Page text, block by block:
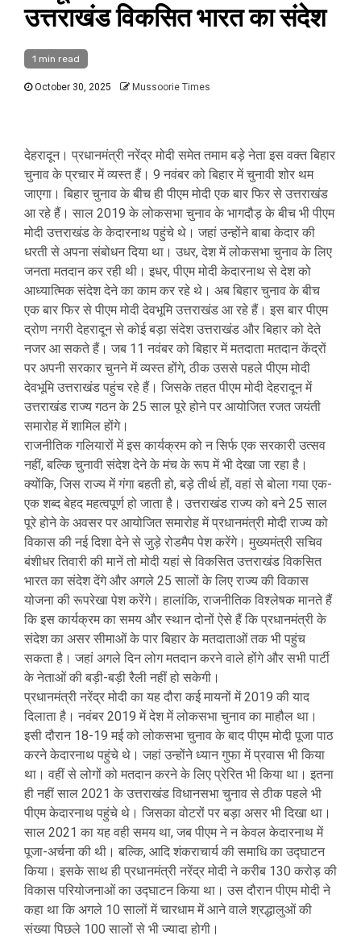
उत्तराखंड विकसित भारत का संदेश
1 min read
October 30, 2025 Mussoorie Times
देहरादून। प्रधानमंत्री नरेंद्र मोदी समेत तमाम बड़े नेता इस वक्त बिहार
चुनाव के प्रचार में व्यस्त हैं। 9 नवंबर को बिहार में चुनावी शोर थम
जाएगा। बिहार चुनाव के बीच ही पीएम मोदी एक बार फिर से उत्तराखंड
आ रहे हैं। साल 2019 के लोकसभा चुनाव के भागदौड़ के बीच भी पीएम
मोदी उत्तराखंड के केदारनाथ पहुंचे थे। जहां उन्होंने बाबा केदार की
धरती से अपना संबोधन दिया था। उधर, देश में लोकसभा चुनाव के लिए
जनता मतदान कर रही थी। इधर, पीएम मोदी केदारनाथ से देश को
आध्यात्मिक संदेश देने का काम कर रहे थे। अब बिहार चुनाव के बीच
एक बार फिर से पीएम मोदी देवभूमि उत्तराखंड आ रहे हैं। इस बार पीएम
द्रोण नगरी देहरादून से कोई बड़ा संदेश उत्तराखंड और बिहार को देते
नजर आ सकते हैं। जब 11 नवंबर को बिहार में मतदाता मतदान केंद्रों
पर अपनी सरकार चुनने में व्यस्त होंगे, ठीक उससे पहले पीएम मोदी
देवभूमि उत्तराखंड पहुंच रहे हैं। जिसके तहत पीएम मोदी देहरादून में
उत्तराखंड राज्य गठन के 25 साल पूरे होने पर आयोजित रजत जयंती
समारोह में शामिल होंगे।
राजनीतिक गलियारों में इस कार्यक्रम को न सिर्फ एक सरकारी उत्सव
नहीं, बल्कि चुनावी संदेश देने के मंच के रूप में भी देखा जा रहा है।
क्योंकि, जिस राज्य में गंगा बहती हो, बड़े तीर्थ हों, वहां से बोला गया एक-
एक शब्द बेहद महत्वपूर्ण हो जाता है। उत्तराखंड राज्य को बने 25 साल
पूरे होने के अवसर पर आयोजित समारोह में प्रधानमंत्री मोदी राज्य को
विकास की नई दिशा देने से जुड़े रोडमैप पेश करेंगे। मुख्यमंत्री सचिव
बंशीधर तिवारी की मानें तो मोदी यहां से विकसित उत्तराखंड विकसित
भारत का संदेश देंगे और अगले 25 सालों के लिए राज्य की विकास
योजना की रूपरेखा पेश करेंगे। हालांकि, राजनीतिक विश्लेषक मानते हैं
कि इस कार्यक्रम का समय और स्थान दोनों ऐसे हैं कि प्रधानमंत्री के
संदेश का असर सीमाओं के पार बिहार के मतदाताओं तक भी पहुंच
सकता है। जहां अगले दिन लोग मतदान करने वाले होंगे और सभी पार्टी
के नेताओं की बड़ी-बड़ी रैली नहीं हो सकेगी।
प्रधानमंत्री नरेंद्र मोदी का यह दौरा कई मायनों में 2019 की याद
दिलाता है। नवंबर 2019 में देश में लोकसभा चुनाव का माहौल था।
इसी दौरान 18-19 मई को लोकसभा चुनाव के बाद पीएम मोदी पूजा पाठ
करने केदारनाथ पहुंचे थे। जहां उन्होंने ध्यान गुफा में प्रवास भी किया
था। वहीं से लोगों को मतदान करने के लिए प्रेरित भी किया था। इतना
ही नहीं साल 2021 के उत्तराखंड विधानसभा चुनाव से ठीक पहले भी
पीएम केदारनाथ पहुंचे थे। जिसका वोटरों पर बड़ा असर भी दिखा था।
साल 2021 का यह वही समय था, जब पीएम ने न केवल केदारनाथ में
पूजा-अर्चना की थी। बल्कि, आदि शंकराचार्य की समाधि का उद्घाटन
किया। इसके साथ ही प्रधानमंत्री नरेंद्र मोदी ने करीब 130 करोड़ की
विकास परियोजनाओं का उद्घाटन किया था। उस दौरान पीएम मोदी ने
कहा था कि अगले 10 सालों में चारधाम में आने वाले श्रद्धालुओं की
संख्या पिछले 100 सालों से भी ज्यादा होगी।